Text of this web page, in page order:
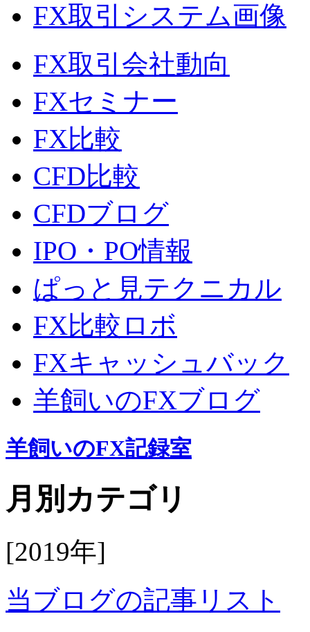
FX取引システム画像
FX取引会社動向
FXセミナー
FX比較
CFD比較
CFDブログ
IPO・PO情報
ぱっと見テクニカル
FX比較ロボ
FXキャッシュバック
羊飼いのFXブログ
羊飼いのFX記録室
月別カテゴリ
[2019年]
当ブログの記事リスト